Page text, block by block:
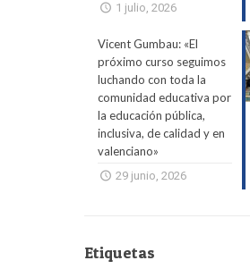
1 julio, 2026
Vicent Gumbau: «El
próximo curso seguimos
luchando con toda la
comunidad educativa por
la educación pública,
inclusiva, de calidad y en
valenciano»
29 junio, 2026
Etiquetas